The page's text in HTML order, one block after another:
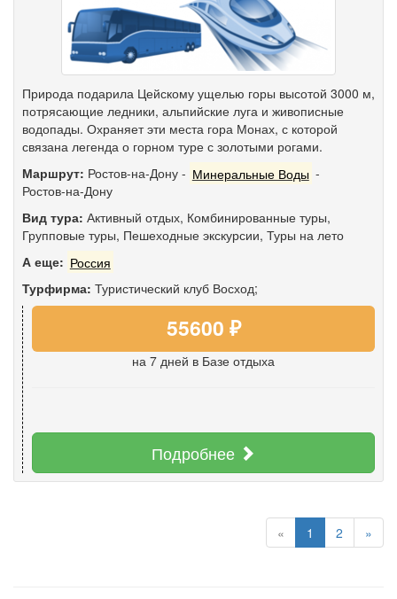
Природа подарила Цейскому ущелью горы высотой 3000 м,
потрясающие ледники, альпийские луга и живописные
водопады. Охраняет эти места гора Монах, с которой
связана легенда о горном туре с золотыми рогами.
Маршрут: Ростов-на-Дону - Минеральные Воды -
Ростов-на-Дону
Вид тура: Активный отдых, Комбинированные туры,
Групповые туры, Пешеходные экскурсии, Туры на лето
А еще: Россия
Турфирма: Туристический клуб Восход;
55600 ₽
на 7 дней в Базе отдыха
Подробнее
« 1 2 »